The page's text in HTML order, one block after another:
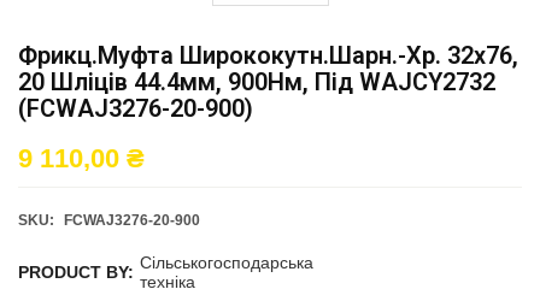
Фрикц.муфта Ширококутн.шарн.-Хр. 32х76,
20 Шліців 44.4мм, 900Нм, Під WAJCY2732
(FCWAJ3276-20-900)
9 110,00 ₴
SKU: FCWAJ3276-20-900
PRODUCT BY: Сільськогосподарська
техніка